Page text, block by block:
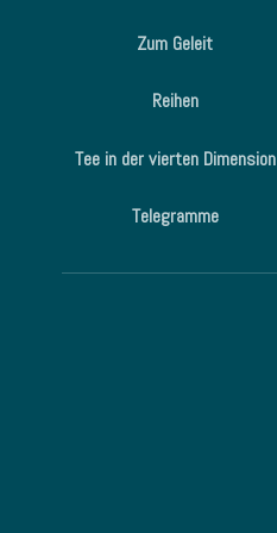
Zum Geleit
Reihen
Tee in der vierten Dimension
Telegramme